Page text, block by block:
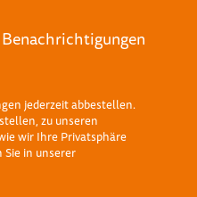
jederzeit abbestellen.
zu unseren
wir Ihre Privatsphäre
in unserer